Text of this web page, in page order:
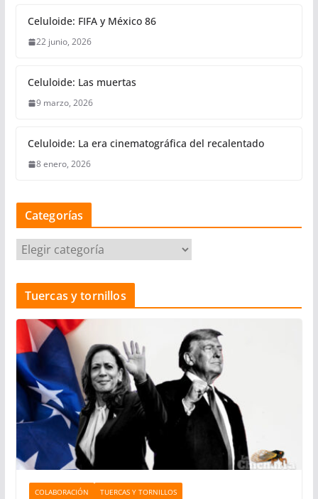
Celuloide: FIFA y México 86
22 junio, 2026
Celuloide: Las muertas
9 marzo, 2026
Celuloide: La era cinematográfica del recalentado
8 enero, 2026
Categorías
t
g
r
í
a
s
Tuercas y tornillos
COLABORACIÓN TUERCAS Y TORNILLOS